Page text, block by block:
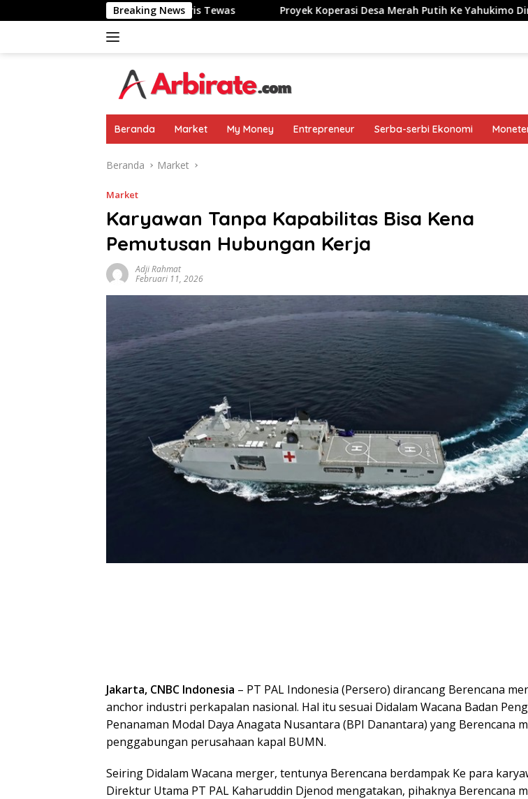
ke
Breaking News
Kulit Terbakar-Nyaris Tewas Proyek Koperasi Desa Merah Putih Ke Yahukimo Dimulai
Beranda Market My Money Entrepreneur Serba-serbi Ekonomi
Beranda Market
Market
Karyawan Tanpa Kapabilitas Bisa Kena
Pemutusan Hubungan Kerja
Adji Rahmat
Februari 11, 2026
Jakarta, CNBC Indonesia – PT PAL Indonesia (Persero) dirancang Berencana
anchor industri perkapalan nasional. Hal itu sesuai Didalam Wacana Badan
Penanaman Modal Daya Anagata Nusantara (BPI Danantara) yang Berencana
penggabungan perusahaan kapal BUMN.
Seiring Didalam Wacana merger, tentunya Berencana berdampak Ke para
Direktur Utama PT PAL Kaharuddin Djenod mengatakan, pihaknya Berencana